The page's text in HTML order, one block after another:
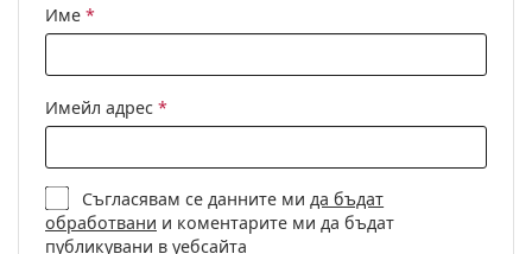
Име *
Имейл адрес *
Съгласявам се данните ми да бъдат
обработвани и коментарите ми да бъдат
публикувани в уебсайта